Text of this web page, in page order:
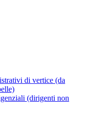
di vertice (da
(dirigenti non